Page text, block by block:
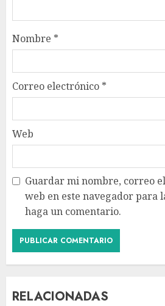
Nombre *
Correo electrónico *
Web
Guardar mi nombre, correo
web en este navegador para
haga un comentario.
RELACIONADAS